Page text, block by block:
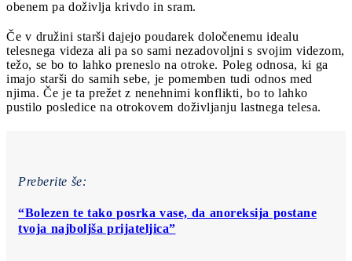
obenem pa doživlja krivdo in sram.
Če v družini starši dajejo poudarek določenemu idealu
telesnega videza ali pa so sami nezadovoljni s svojim videzom,
težo, se bo to lahko preneslo na otroke. Poleg odnosa, ki ga
imajo starši do samih sebe, je pomemben tudi odnos med
njima. Če je ta prežet z nenehnimi konflikti, bo to lahko
pustilo posledice na otrokovem doživljanju lastnega telesa.
Preberite še:
“Bolezen te tako posrka vase, da anoreksija postane
tvoja najboljša prijateljica”